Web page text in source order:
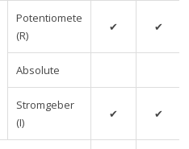
Potentiomete
(R)
✔ ✔
Absolute
Stromgeber
(I)
✔ ✔